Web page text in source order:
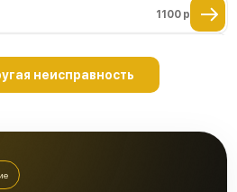
1100 р
2300 р
неисправность